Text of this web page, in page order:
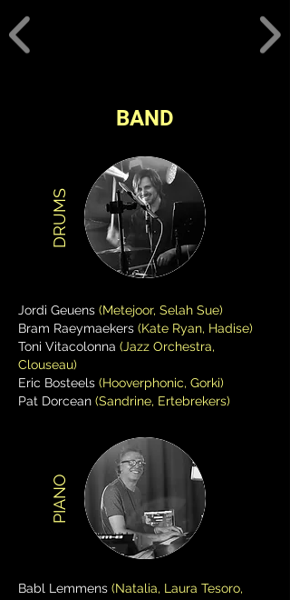
BAND
DRUMS
Jordi Geuens (Metejoor, Selah Sue)
Bram Raeymaekers (Kate Ryan, Hadise)
Toni Vitacolonna (Jazz Orchestra,
Clouseau)
Eric Bosteels (Hooverphonic, Gorki)
Pat Dorcean (Sandrine, Ertebrekers)
PIANO
Babl Lemmens (Natalia, Laura Tesoro,